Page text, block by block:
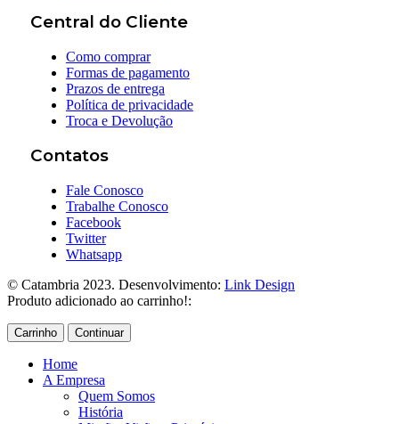
Localização
Trabalhe Conosco
Central do Cliente
Como comprar
Prazos de entrega
Troca e Devolução
Contatos
Fale Conosco
Facebook
Twitter
Whatsapp
Produto adicionado ao carrinho!:
Continuar